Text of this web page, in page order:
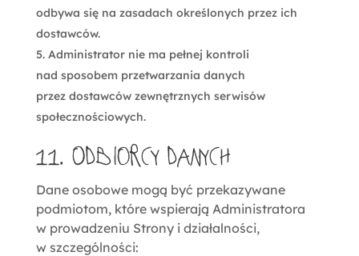
odbywa się na zasadach określonych przez ich
dostawców.
Administrator nie ma pełnej kontroli
nad sposobem przetwarzania danych
przez dostawców zewnętrznych serwisów
społecznościowych.
11. Odbiorcy danych
Dane osobowe mogą być przekazywane
podmiotom, które wspierają Administratora
w prowadzeniu Strony i działalności,
w szczególności: